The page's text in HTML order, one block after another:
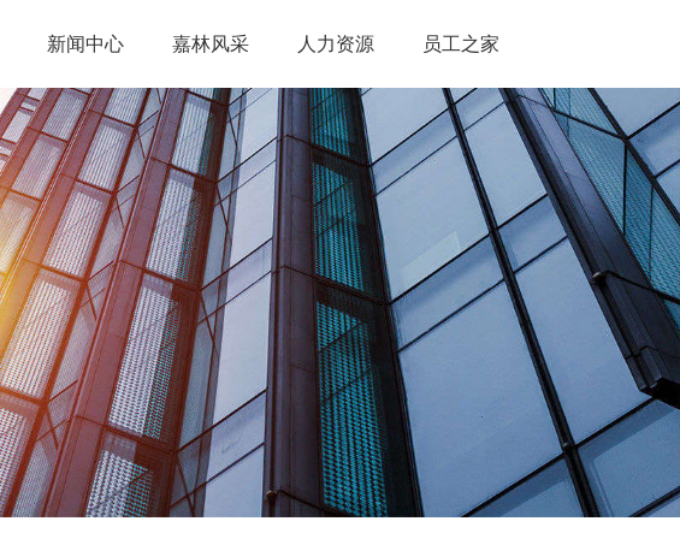
新闻中心 嘉林风采 人力资源 员工之家